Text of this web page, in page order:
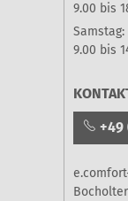
9.00 bis
Samstag:
9.00 bis
+49